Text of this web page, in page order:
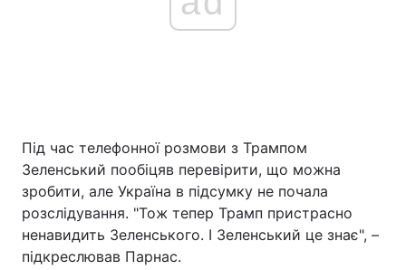
Під час телефонної розмови з Трампом
Зеленський пообіцяв перевірити, що можна
зробити, але Україна в підсумку не почала
розслідування. "Тож тепер Трамп пристрасно
ненавидить Зеленського. І Зеленський це знає", –
підкреслював Парнас.